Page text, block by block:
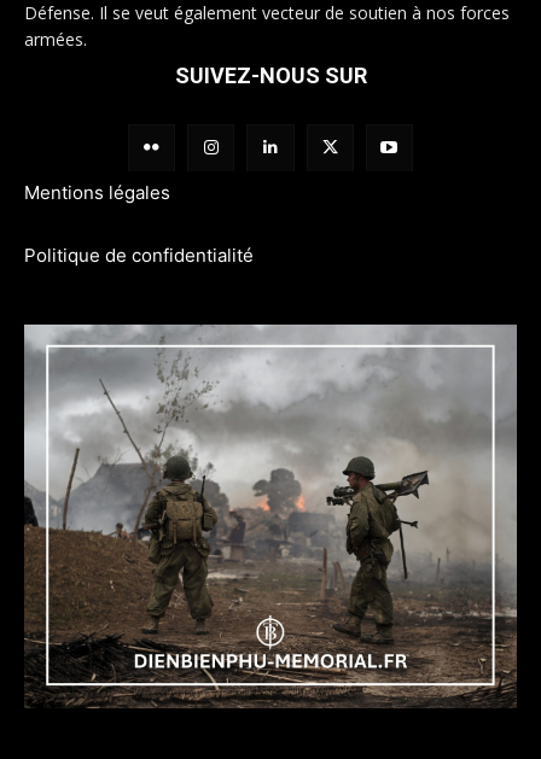
Défense. Il se veut également vecteur de soutien à nos forces
armées.
SUIVEZ-NOUS SUR
Mentions légales
Politique de confidentialité